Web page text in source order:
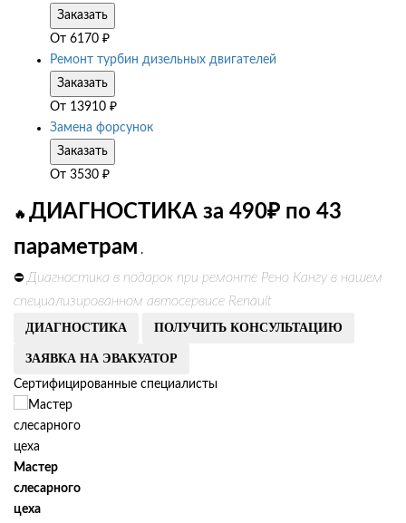
Заказать
От 6170 ₽
Ремонт турбин дизельных двигателей
Заказать
От 13910 ₽
Замена форсунок
Заказать
От 3530 ₽
🔥 ДИАГНОСТИКА за 490₽ по 43
параметрам .
⛔ Диагностика в подарок при ремонте Рено Кангу в нашем
специализированном автосервисе Renault
ДИАГНОСТИКА ПОЛУЧИТЬ КОНСУЛЬТАЦИЮ
ЗАЯВКА НА ЭВАКУАТОР
Сертифицированные специалисты
Мастер
слесарного
цеха